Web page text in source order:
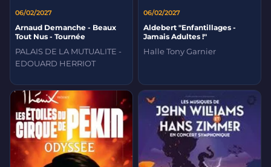
06/02/2027
Arnaud Demanche - Beaux
Tout Nus - Tournée
PALAIS DE LA MUTUALITE -
EDOUARD HERRIOT
06/02/2027
Aldebert "Enfantillages -
Jamais Adultes !"
Halle Tony Garnier